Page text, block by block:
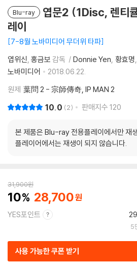
Blu-ray
엽문2 (1Disc, 렌티
레이
7-8월 노바미디어 무더위 타파
엽위신 홍금보 감독 Donnie Yen 황효명
노바미디어
2018.06.22.
원제 葉問 2 - 宗師傳奇, IP MAN 2
10.0 2 판매지수 120
본 제품은 Blu-ray 전용플레이에서만 재
플레이어에서는 재생이 되지 않습니다.
31,900원
10 28,700
YES포인트
5
사용 가능한 쿠폰 받기